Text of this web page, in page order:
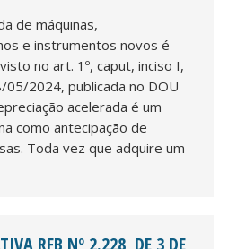
de máquinas,
e instrumentos novos é
no art. 1º, caput, inciso I,
05/2024, publicada no DOU
acelerada é um
como antecipação de
Toda vez que adquire um
RFB Nº 2.228, DE 3 DE